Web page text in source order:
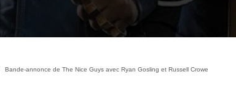
Bande-annonce de The Nice Guys avec Ryan Gosling et Russell Crowe